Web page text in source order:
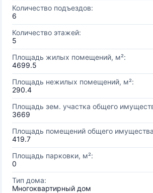
Количество подъездов:
6
Количество этажей:
5
Площадь жилых помещений, м²:
4699.5
Площадь нежилых помещений, м²:
290.4
Площадь зем. участка общего
3669
Площадь помещений общего
419.7
Площадь парковки, м²:
0
Тип дома:
Многоквартирный дом